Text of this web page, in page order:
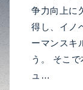
争力向上に
得し、イノ
ーマンスキ
う。 そこ
ュ…